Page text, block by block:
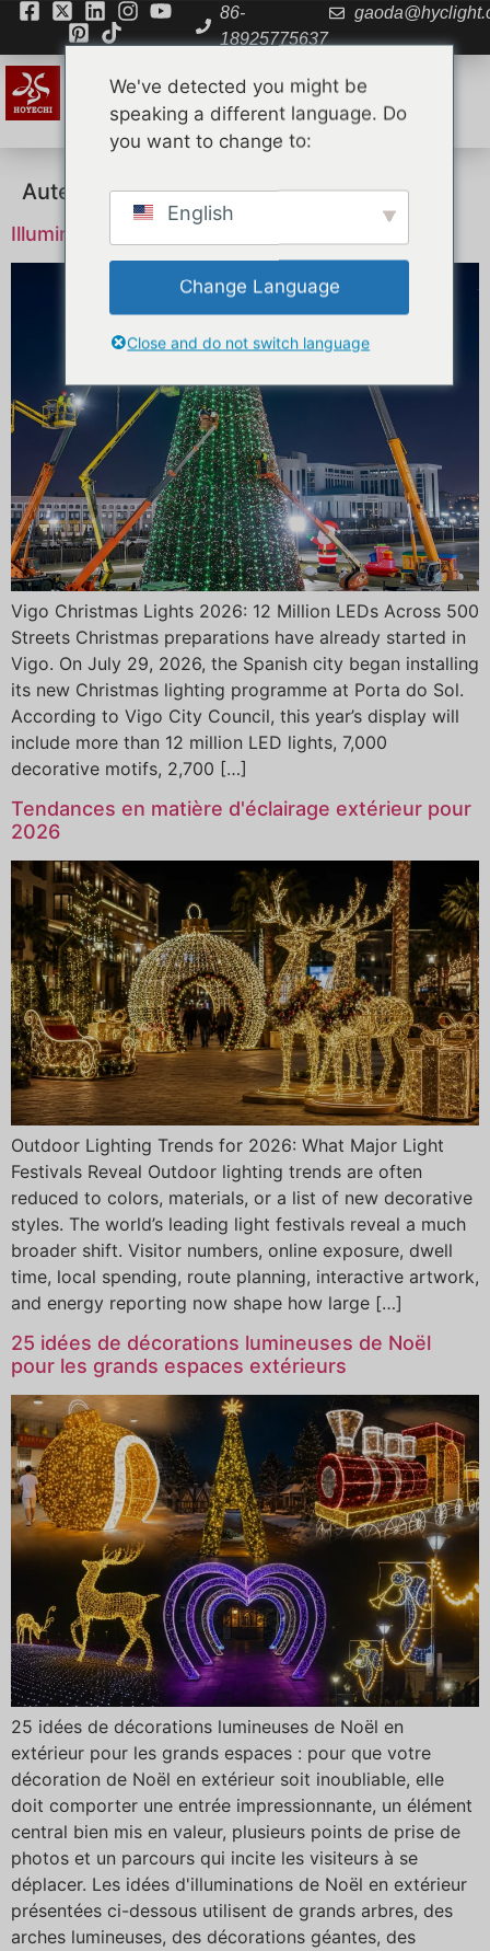
86-
18925775637
Auteur/autrice :qiny682@gmail.com
Illuminations de Noël à Vigo 2026
Vigo Christmas Lights 2026: 12 Million LEDs Across 500
Streets Christmas preparations have already started in
Vigo. On July 29, 2026, the Spanish city began installing
its new Christmas lighting programme at Porta do Sol.
According to Vigo City Council, this year’s display will
include more than 12 million LED lights, 7,000
decorative motifs, 2,700 […]
Tendances en matière d'éclairage extérieur pour
2026
Outdoor Lighting Trends for 2026: What Major Light
Festivals Reveal Outdoor lighting trends are often
reduced to colors, materials, or a list of new decorative
styles. The world’s leading light festivals reveal a much
broader shift. Visitor numbers, online exposure, dwell
time, local spending, route planning, interactive artwork,
and energy reporting now shape how large […]
25 idées de décorations lumineuses de Noël
pour les grands espaces extérieurs
25 idées de décorations lumineuses de Noël en
extérieur pour les grands espaces : pour que votre
décoration de Noël en extérieur soit inoubliable, elle
doit comporter une entrée impressionnante, un élément
central bien mis en valeur, plusieurs points de prise de
photos et un parcours qui incite les visiteurs à se
déplacer. Les idées d'illuminations de Noël en extérieur
présentées ci-dessous utilisent de grands arbres, des
arches lumineuses, des décorations géantes, des
We've detected you might be
speaking a different language. Do
you want to change to:
English
Change Language
Close and do not switch language